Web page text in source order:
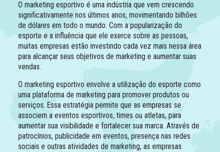
O marketing esportivo é uma indústria que vem crescendo
significativamente nos últimos anos, movimentando bilhões
de dólares em todo o mundo. Com a popularização do
esporte e a influência que ele exerce sobre as pessoas,
muitas empresas estão investindo cada vez mais nessa área
para alcançar seus objetivos de marketing e aumentar suas
vendas.
O marketing esportivo envolve a utilização do esporte como
uma plataforma de marketing para promover produtos ou
serviços. Essa estratégia permite que as empresas se
associem a eventos esportivos, times ou atletas, para
aumentar sua visibilidade e fortalecer sua marca. Através de
patrocínios, publicidade em eventos, presença nas redes
sociais e outras atividades de marketing, as empresas